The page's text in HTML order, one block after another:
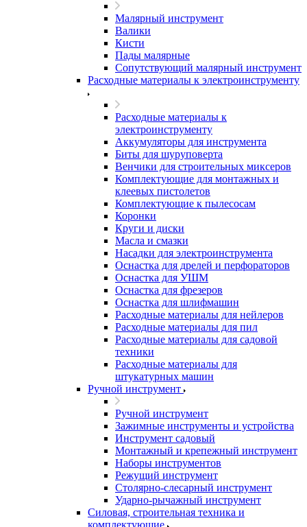
Малярный инструмент
Валики
Кисти
Пады малярные
Сопутствующий малярный инструмент
Расходные материалы к электроинструменту
Расходные материалы к
электроинструменту
Аккумуляторы для инструмента
Биты для шуруповерта
Венчики для строительных миксеров
Комплектующие для монтажных и
клеевых пистолетов
Комплектующие к пылесосам
Коронки
Круги и диски
Масла и смазки
Насадки для электроинструмента
Оснастка для дрелей и перфораторов
Оснастка для УШМ
Оснастка для фрезеров
Оснастка для шлифмашин
Расходные материалы для нейлеров
Расходные материалы для пил
Расходные материалы для садовой
техники
Расходные материалы для
штукатурных машин
Ручной инструмент
Ручной инструмент
Зажимные инструменты и устройства
Инструмент садовый
Монтажный и крепежный инструмент
Наборы инструментов
Режущий инструмент
Столярно-слесарный инструмент
Ударно-рычажный инструмент
Силовая, строительная техника и
комплектующие